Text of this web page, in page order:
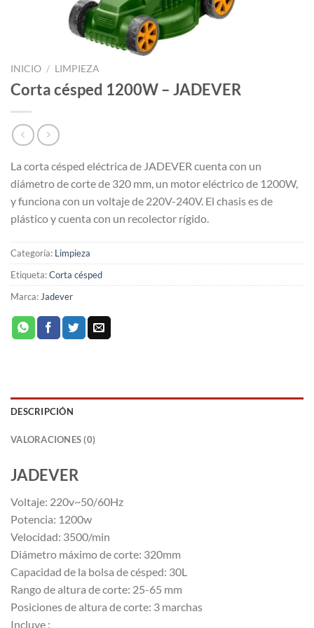
INICIO / LIMPIEZA
Corta césped 1200W – JADEVER
La corta césped eléctrica de JADEVER cuenta con un
diámetro de corte de 320 mm, un motor eléctrico de 1200W,
y funciona con un voltaje de 220V-240V. El chasis es de
plástico y cuenta con un recolector rígido.
Categoría: Limpieza
Etiqueta:Corta césped
Marca:Jadever
DESCRIPCIÓN
VALORACIONES (0)
JADEVER
Voltaje: 220v~50/60Hz
Potencia: 1200w
Velocidad: 3500/min
Diámetro máximo de corte: 320mm
Capacidad de la bolsa de césped: 30L
Rango de altura de corte: 25-65 mm
Posiciones de altura de corte: 3 marchas
Incluye :